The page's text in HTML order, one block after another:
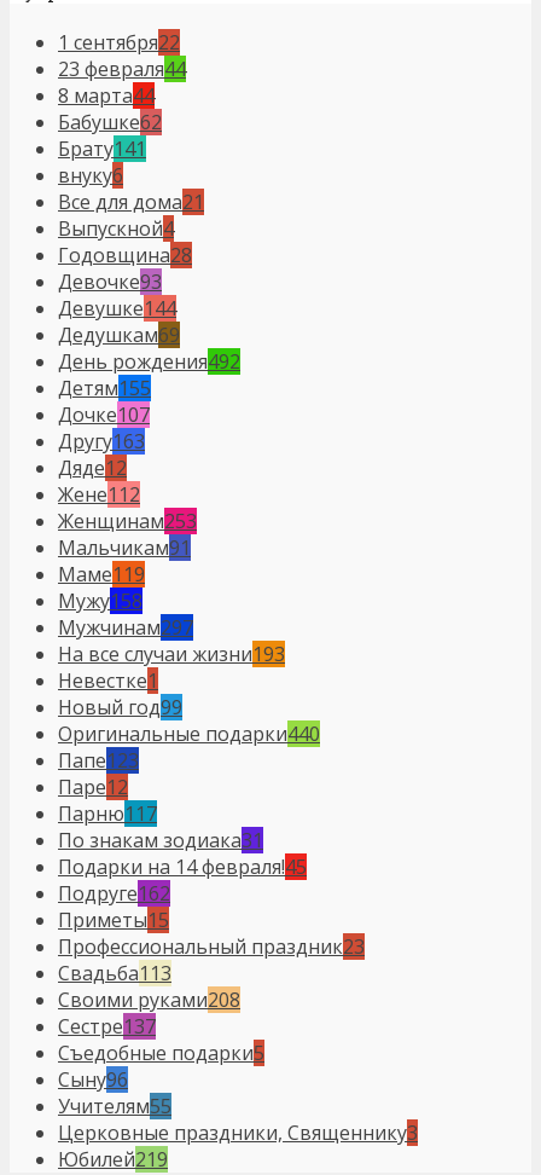
1 сентября22
23 февраля44
8 марта44
Бабушке62
Брату141
внуку6
Все для дома21
Выпускной4
Годовщина28
Девочке93
Девушке144
Дедушкам69
День рождения492
Детям155
Дочке107
Другу163
Дяде12
Жене112
Женщинам253
Мальчикам91
Маме119
Мужу158
Мужчинам297
На все случаи жизни193
Невестке1
Новый год99
Оригинальные подарки440
Папе123
Паре12
Парню117
По знакам зодиака31
Подарки на 14 февраля!45
Подруге162
Приметы15
Профессиональный праздник23
Свадьба113
Своими руками208
Сестре137
Съедобные подарки5
Сыну96
Учителям55
Церковные праздники, Священнику3
Юбилей219